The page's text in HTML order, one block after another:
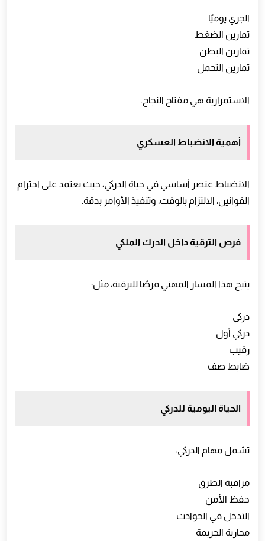
الجري يوميًا
تمارين الضغط
تمارين البطن
تمارين التحمل
الاستمرارية هي مفتاح النجاح.
أهمية الانضباط العسكري
الانضباط عنصر أساسي في حياة الدركي، حيث يعتمد على احترام
القوانين، الالتزام بالوقت، وتنفيذ الأوامر بدقة.
فرص الترقية داخل الدرك الملكي
يتيح هذا المسار المهني فرصًا للترقية، مثل:
دركي
دركي أول
رقيب
ضابط صف
الحياة اليومية للدركي
تشمل مهام الدركي:
مراقبة الطرق
حفظ الأمن
التدخل في الحوادث
محاربة الجريمة